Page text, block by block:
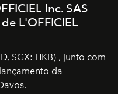
Inc. SAS
L'OFFICIEL
SGX: HKB) , junto com
da